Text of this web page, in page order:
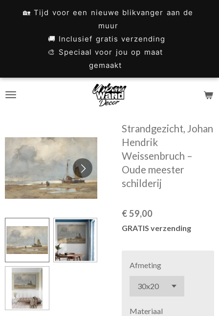
🏡 Tijd voor een nieuwe blikvanger aan de
muur
🚚 Inclusief gratis verzending
🎨 Speciaal voor jou op maat
gemaakt
Strandgezicht, Johan
Hendrik
Weissenbruch –
Oude meester
schilderij
€ 59,00
GRATIS verzending
Afmeting
Materiaal